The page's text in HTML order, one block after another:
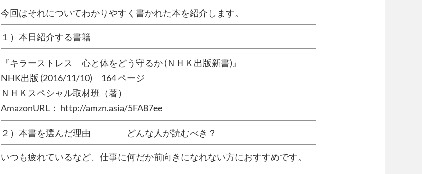
今回はそれについてわかりやすく書かれた本を紹介します。
━━━━━━━━━━━━━━━━━━━━━━━━━━━━━━━━━━━
１）本日紹介する書籍
━━━━━━━━━━━━━━━━━━━━━━━━━━━━━━━━━━━
『キラーストレス 心と体をどう守るか (ＮＨＫ出版新書)』
NHK出版 (2016/11/10) 164 ページ
ＮＨＫスペシャル取材班（著）
AmazonURL： http://amzn.asia/5FA87ee
━━━━━━━━━━━━━━━━━━━━━━━━━━━━━━━━━━━
２）本書を選んだ理由 どんな人が読むべき？
━━━━━━━━━━━━━━━━━━━━━━━━━━━━━━━━━━━
いつも疲れているなど、仕事に何だか前向きになれない方におすすめです。